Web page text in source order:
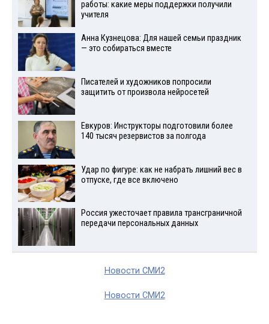
работы: какие меры поддержки получили
учителя
Анна Кузнецова: Для нашей семьи праздник
— это собираться вместе
Писателей и художников попросили
защитить от произвола нейросетей
Евкуров: Инструкторы подготовили более
140 тысяч резервистов за полгода
Удар по фигуре: как не набрать лишний вес в
отпуске, где все включено
Россия ужесточает правила трансграничной
передачи персональных данных
Новости СМИ2
Новости СМИ2